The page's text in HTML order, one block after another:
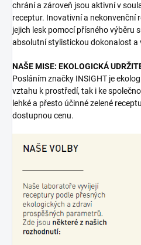
chrání a zároveň jsou aktivní v
receptur. Inovativní a nekonvenční
jejich lesk pomocí přísného výběru
absolutní stylistickou dokonalost a
NAŠE MISE: EKOLOGICKÁ
Posláním značky INSIGHT je
vztahu k prostředí, tak i ke
lehké a přesto účinné zelené
dostupnou cenu.